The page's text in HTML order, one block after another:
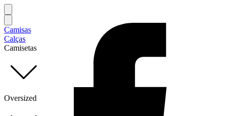
Camisas
Calças
Camisetas
Oversized